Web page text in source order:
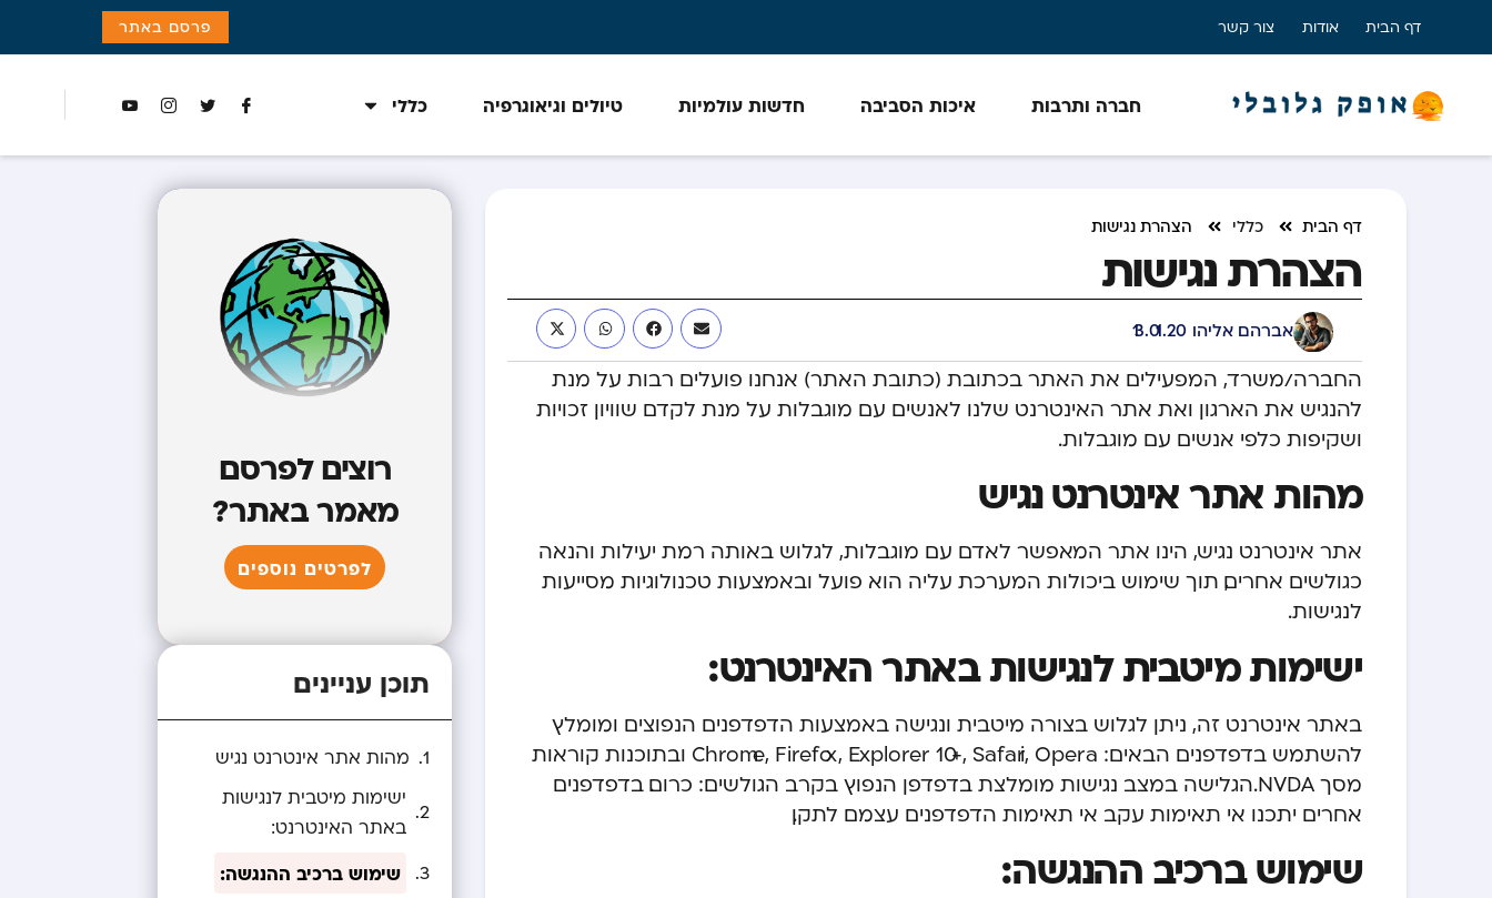
דף הבית אודות צור קשר פרסם באתר
חברה ותרבות איכות הסביבה חדשות עולמיות טיולים וגיאוגרפיה כללי
דף הבית כללי הצהרת נגישות
הצהרת נגישות
אברהם אליהו 13.01.20
החברה/משרד, המפעילים את האתר בכתובת (כתובת האתר) אנחנו פועלים רבות על מנת
להנגיש את הארגון ואת אתר האינטרנט שלנו לאנשים עם מוגבלות על מנת לקדם שוויון זכויות
ושקיפות כלפי אנשים עם מוגבלות.
מהות אתר אינטרנט נגיש
אתר אינטרנט נגיש, הינו אתר המאפשר לאדם עם מוגבלות, לגלוש באותה רמת יעילות והנאה
כגולשים אחרים, תוך שימוש ביכולות המערכת עליה הוא פועל ובאמצעות טכנולוגיות מסייעות
לנגישות.
ישימות מיטבית לנגישות באתר האינטרנט:
באתר אינטרנט זה, ניתן לגלוש בצורה מיטבית ונגישה באמצעות הדפדפנים הנפוצים ומומלץ
להשתמש בדפדפנים הבאים: Chrome, Firefox, Explorer 10+, Safari, Opera ובתוכנות קוראות
מסך NVDA. הגלישה במצב נגישות מומלצת בדפדפן הנפוץ בקרב הגולשים: כרום. בדפדפנים
אחרים יתכנו אי תאימות עקב אי תאימות הדפדפנים עצמם לתקן.
שימוש ברכיב ההנגשה:
רוצים לפרסם
מאמר באתר?
לפרטים נוספים
תוכן עניינים
מהות אתר אינטרנט נגיש
ישימות מיטבית לנגישות
באתר האינטרנט:
שימוש ברכיב ההנגשה: